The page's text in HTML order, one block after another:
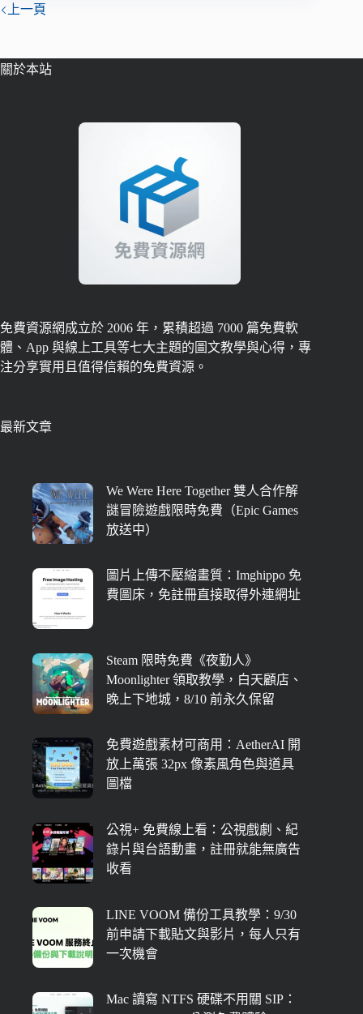
上一頁
關於本站
免費資源網成立於 2006 年，累積超過 7000 篇免費軟
體、App 與線上工具等七大主題的圖文教學與心得，專
注分享實用且值得信賴的免費資源。
最新文章
We Were Here Together 雙人合作解
謎冒險遊戲限時免費（Epic Games
放送中）
圖片上傳不壓縮畫質：Imghippo 免
費圖床，免註冊直接取得外連網址
Steam 限時免費《夜勤人》
Moonlighter 領取教學，白天顧店、
晚上下地城，8/10 前永久保留
免費遊戲素材可商用：AetherAI 開
放上萬張 32px 像素風角色與道具
圖檔
公視+ 免費線上看：公視戲劇、紀
錄片與台語動畫，註冊就能無廣告
收看
LINE VOOM 備份工具教學：9/30
前申請下載貼文與影片，每人只有
一次機會
Mac 讀寫 NTFS 硬碟不用關 SIP：